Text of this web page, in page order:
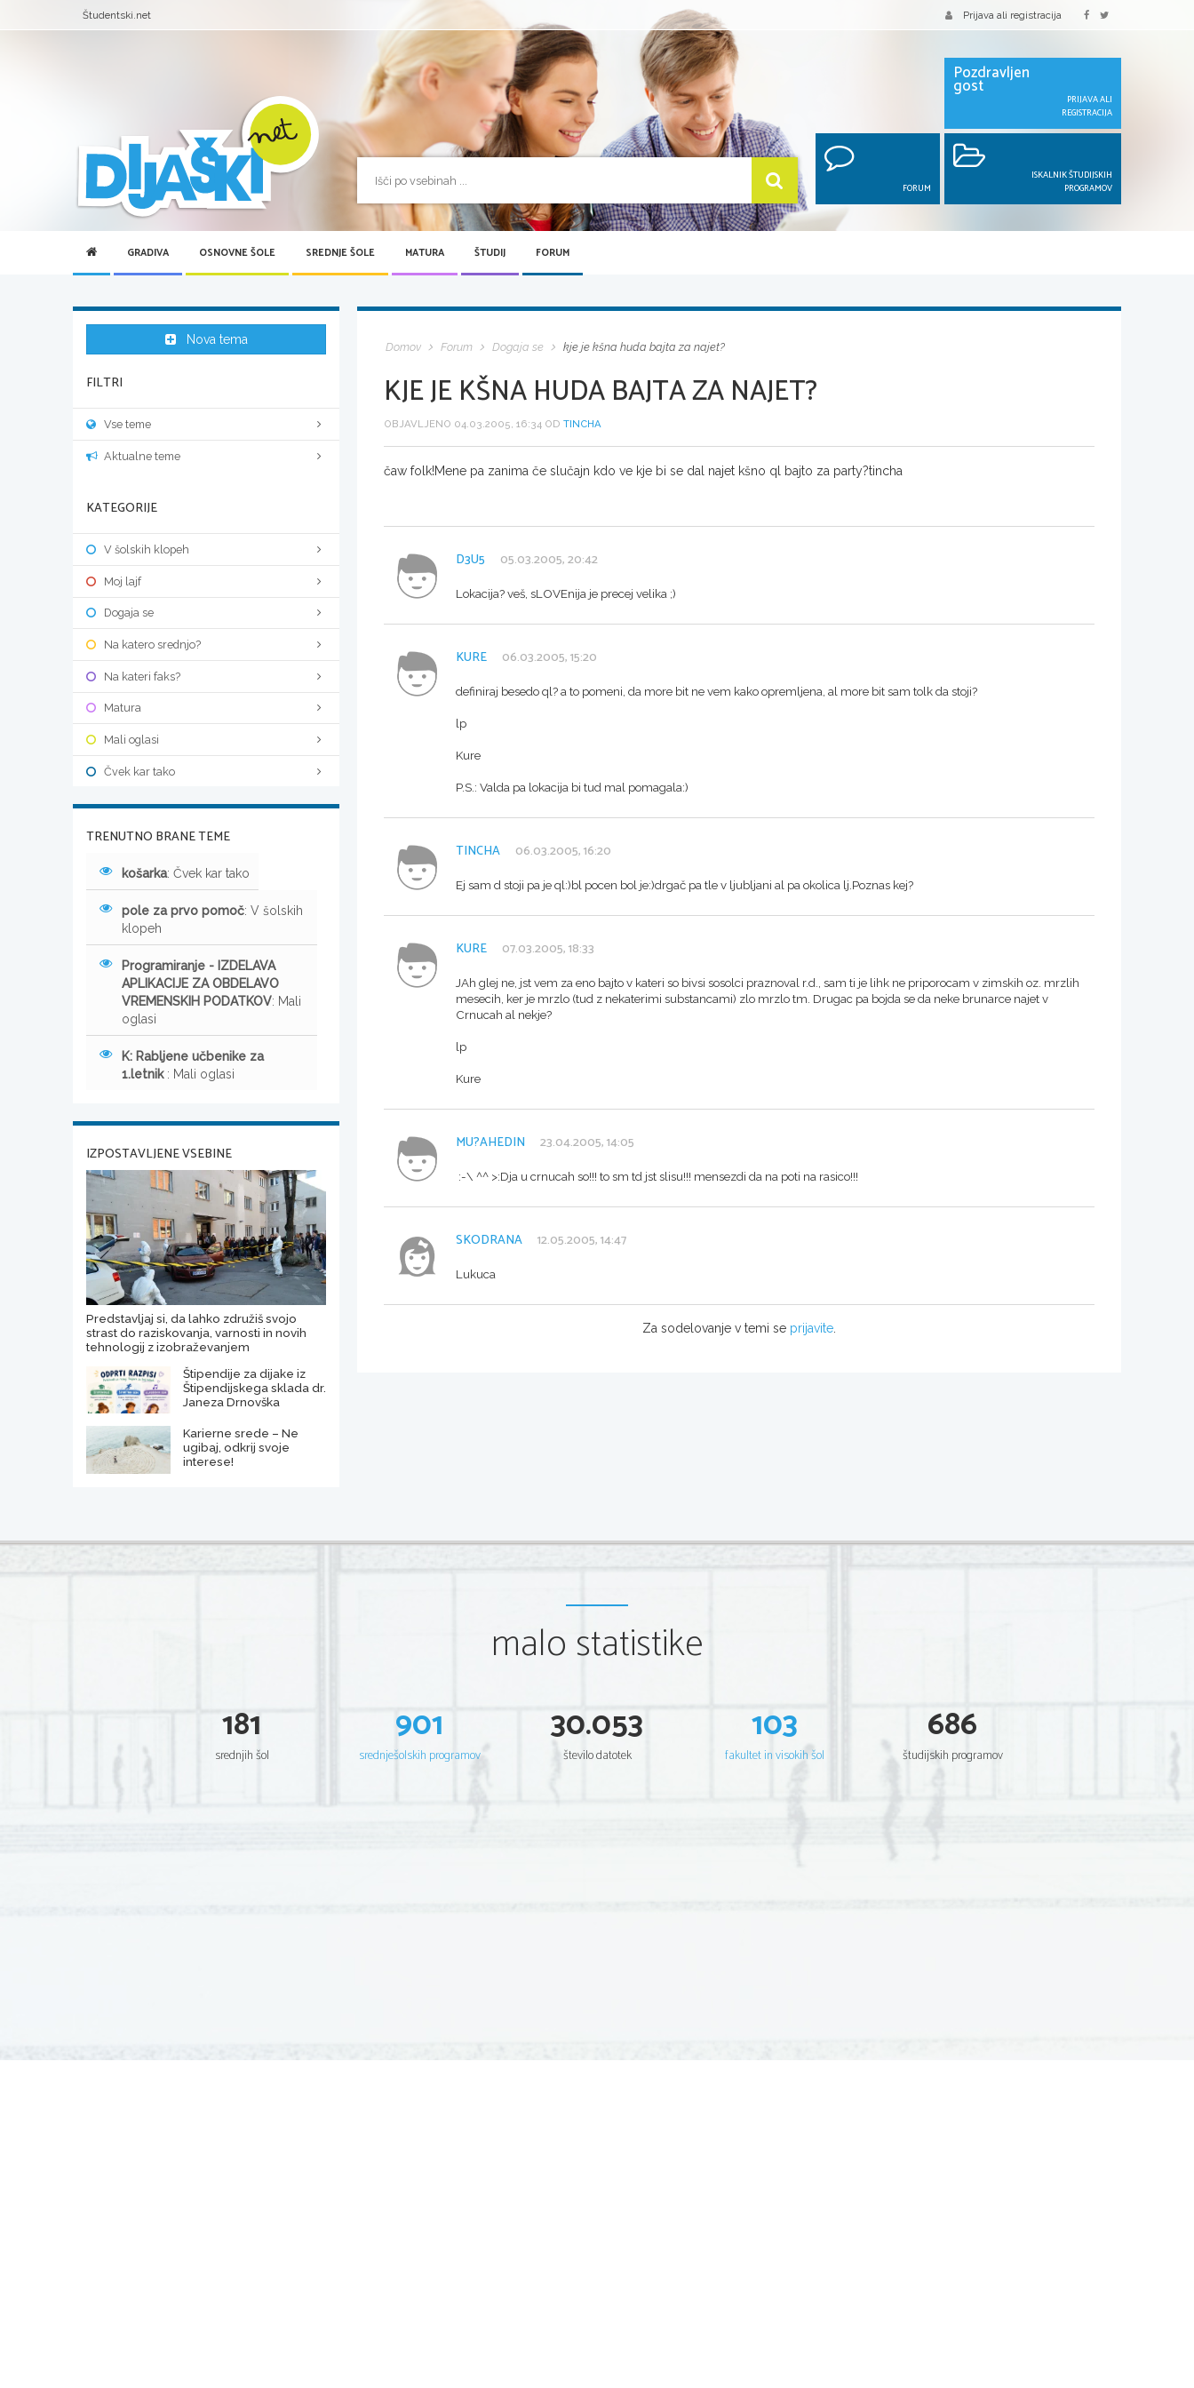
Študentski.net Prijava ali registracija
Pozdravljen
gost
PRIJAVA ALI
REGISTRACIJA
FORUM
ISKALNIK ŠTUDIJSKIH
PROGRAMOV
GRADIVA OSNOVNE ŠOLE SREDNJE ŠOLE MATURA ŠTUDIJ FORUM
Domov Forum Dogaja se kje je kšna huda bajta za najet?
KJE JE KŠNA HUDA BAJTA ZA NAJET?
OBJAVLJENO 04.03.2005, 16:34 OD TINCHA
čaw folk!Mene pa zanima če slučajn kdo ve kje bi se dal najet kšno ql bajto za party?tincha
D3U5 05.03.2005, 20:42
Lokacija? veš, sLOVEnija je precej velika ;)
KURE 06.03.2005, 15:20
definiraj besedo ql? a to pomeni, da more bit ne vem kako opremljena, al more bit sam tolk da stoji?
lp
Kure
P.S.: Valda pa lokacija bi tud mal pomagala:)
TINCHA 06.03.2005, 16:20
Ej sam d stoji pa je ql:)bl pocen bol je:)drgač pa tle v ljubljani al pa okolica lj.Poznas kej?
KURE 07.03.2005, 18:33
JAh glej ne, jst vem za eno bajto v kateri so bivsi sosolci praznoval r.d., sam ti je lihk ne priporocam v zimskih oz. mrzlih
mesecih, ker je mrzlo (tud z nekaterimi substancami) zlo mrzlo tm. Drugac pa bojda se da neke brunarce najet v
Crnucah al nekje?
lp
Kure
MU?AHEDIN 23.04.2005, 14:05
:-\ ^^ >:Dja u crnucah so!!! to sm td jst slisu!!! mensezdi da na poti na rasico!!!
SKODRANA 12.05.2005, 14:47
Lukuca
Za sodelovanje v temi se prijavite
Nova tema
FILTRI
Vse teme
Aktualne teme
KATEGORIJE
V šolskih klopeh
Moj lajf
Dogaja se
Na katero srednjo?
Na kateri faks?
Matura
Mali oglasi
Čvek kar tako
TRENUTNO BRANE TEME
košarka: Čvek kar tako
pole za prvo pomoč: V šolskih
klopeh
Programiranje - IZDELAVA
APLIKACIJE ZA OBDELAVO
VREMENSKIH PODATKOV: Mali
oglasi
K: Rabljene učbenike za
1.letnik : Mali oglasi
IZPOSTAVLJENE VSEBINE
Predstavljaj si, da lahko združiš svojo
strast do raziskovanja, varnosti in novih
tehnologij z izobraževanjem
Štipendije za dijake iz
Štipendijskega sklada dr.
Janeza Drnovška
Karierne srede – Ne
ugibaj, odkrij svoje
interese!
malo statistike
181
srednjih šol
901
srednješolskih programov
30.053
število datotek
103
fakultet in visokih šol
686
študijskih programov